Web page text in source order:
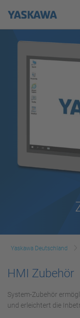
Yaskawa Deutschland
HMI Zubehör
System-Zubehör
und erleichtert die